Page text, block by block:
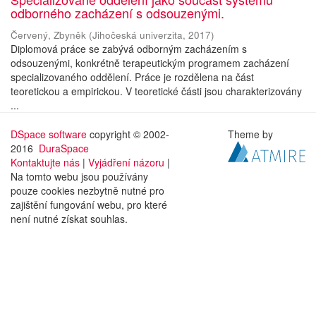
odborného zacházení s odsouzenými.
Červený, Zbyněk (Jihočeská univerzita, 2017)
Diplomová práce se zabývá odborným zacházením s
odsouzenými, konkrétně terapeutickým programem zacházení
specializovaného oddělení. Práce je rozdělena na část
teoretickou a empirickou. V teoretické části jsou charakterizovány
...
DSpace software copyright © 2002-
2016 DuraSpace
Kontaktujte nás | Vyjádření názoru |
Na tomto webu jsou používány
pouze cookies nezbytně nutné pro
zajištění fungování webu, pro které
není nutné získat souhlas.
Theme by